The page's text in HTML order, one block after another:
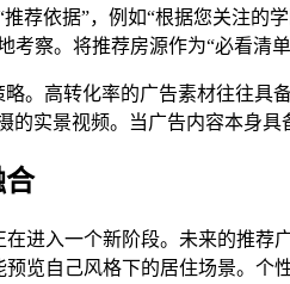
荐依据”，例如“根据您关注的
考察。将推荐房源作为“必看清
略。高转化率的广告素材往往具
实景视频。当广告内容本身
合
在进入一个新阶段。未来的推荐
览自己风格下的居住场景。